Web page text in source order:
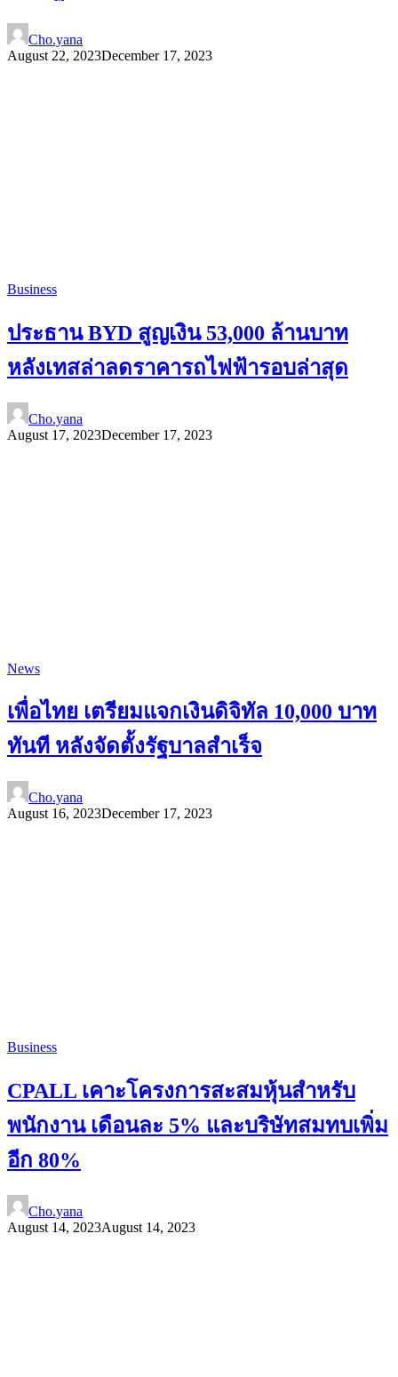
Cho.yana
August 22, 2023December 17, 2023
Business
ประธาน BYD สูญเงิน 53,000 ล้านบาท
หลังเทสล่าลดราคารถไฟฟ้ารอบล่าสุด
Cho.yana
August 17, 2023December 17, 2023
News
เพื่อไทย เตรียมแจกเงินดิจิทัล 10,000 บาท
ทันที หลังจัดตั้งรัฐบาลสำเร็จ
Cho.yana
August 16, 2023December 17, 2023
Business
CPALL เคาะโครงการสะสมหุ้นสำหรับ
พนักงาน เดือนละ 5% และบริษัทสมทบเพิ่ม
อีก 80%
Cho.yana
August 14, 2023August 14, 2023